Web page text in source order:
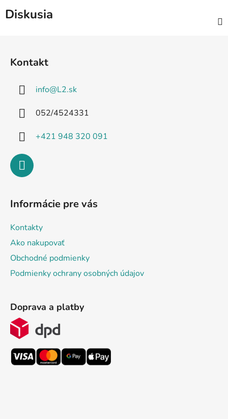
Diskusia
Kontakt
info@L2.sk
052/4524331
+421 948 320 091
Informácie pre vás
Kontakty
Ako nakupovať
Obchodné podmienky
Podmienky ochrany osobných údajov
Doprava a platby